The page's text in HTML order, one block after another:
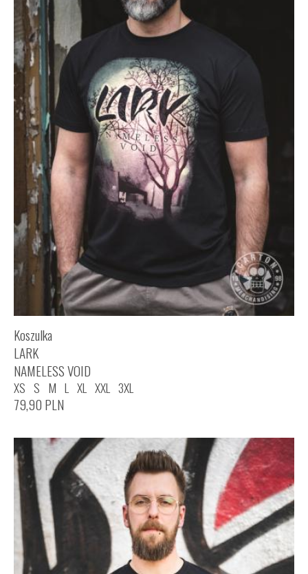
Koszulka
LARK
NAMELESS VOID
XS S M L XL XXL 3XL
79,90 PLN